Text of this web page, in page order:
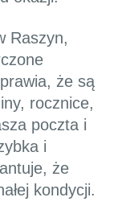
Raszyn,
że są
rocznice,
poczta i
i
że
kondycji.